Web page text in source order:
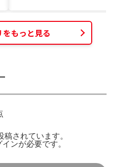
もっと見る
されています。
インが必要です。